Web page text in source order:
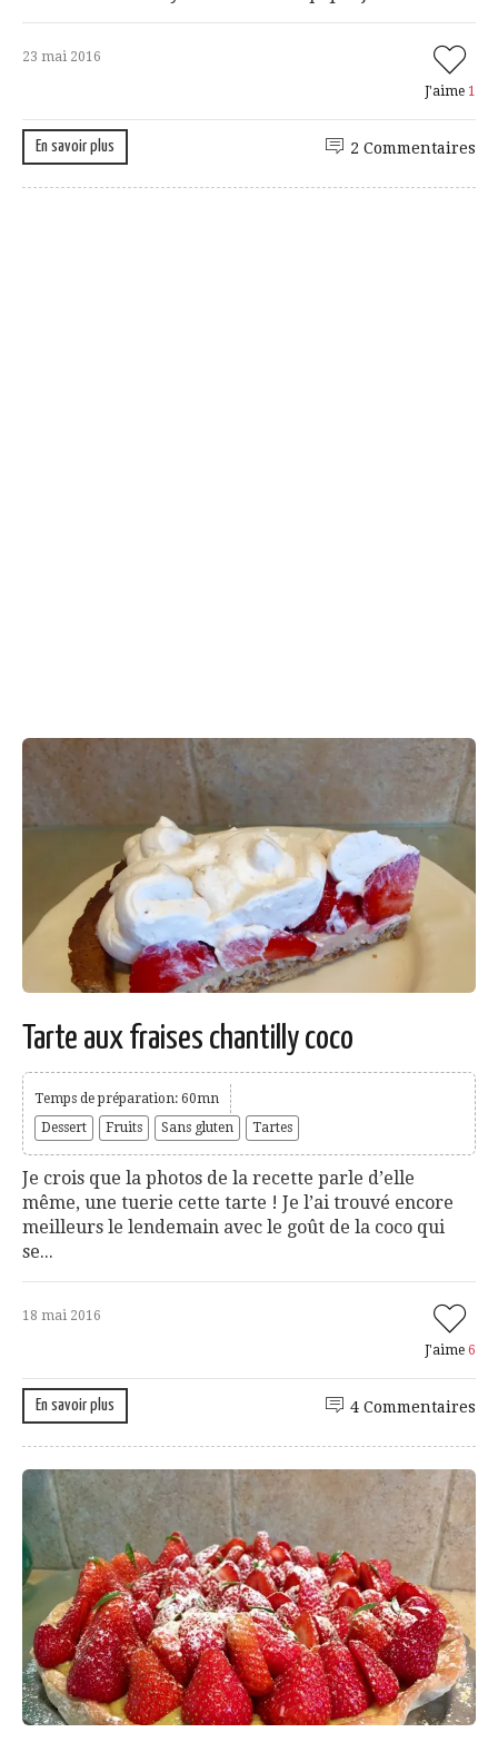
23 mai 2016
J'aime 1
En savoir plus 2 Commentaires
Tarte aux fraises chantilly coco
Temps de préparation: 60mn
Dessert
Fruits Sans gluten Tartes
Je crois que la photos de la recette parle d’elle
même, une tuerie cette tarte ! Je l’ai trouvé encore
meilleurs le lendemain avec le goût de la coco qui
se...
18 mai 2016
J'aime 6
En savoir plus 4 Commentaires